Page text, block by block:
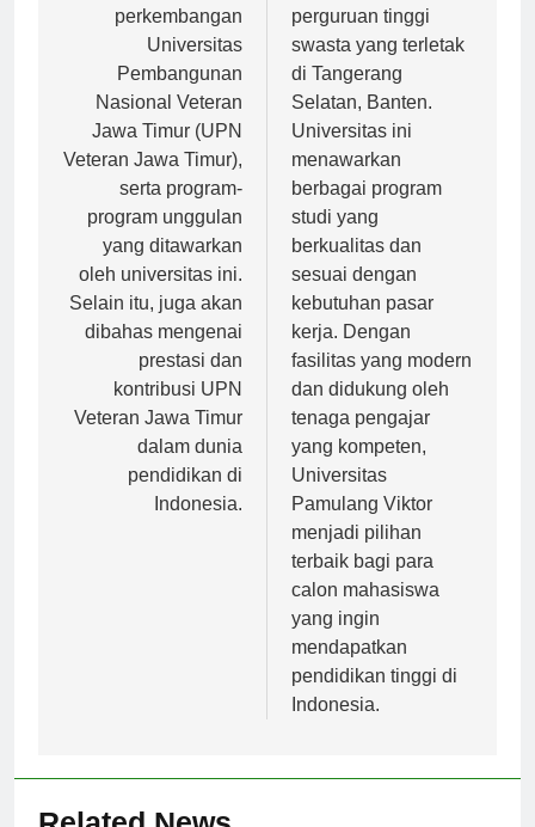
perkembangan
Universitas
Pembangunan
Nasional Veteran
Jawa Timur (UPN
Veteran Jawa Timur),
serta program-
program unggulan
yang ditawarkan
oleh universitas ini.
Selain itu, juga akan
dibahas mengenai
prestasi dan
kontribusi UPN
Veteran Jawa Timur
dalam dunia
pendidikan di
Indonesia.
perguruan tinggi
swasta yang terletak
di Tangerang
Selatan, Banten.
Universitas ini
menawarkan
berbagai program
studi yang
berkualitas dan
sesuai dengan
kebutuhan pasar
kerja. Dengan
fasilitas yang modern
dan didukung oleh
tenaga pengajar
yang kompeten,
Universitas
Pamulang Viktor
menjadi pilihan
terbaik bagi para
calon mahasiswa
yang ingin
mendapatkan
pendidikan tinggi di
Indonesia.